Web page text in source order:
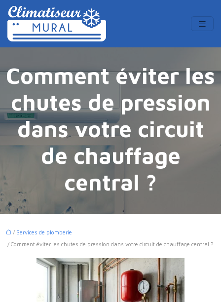
Comment éviter les
chutes de pression
dans votre circuit
de chauffage
central ?
/ Services de plomberie
/ Comment éviter les chutes de pression dans votre circuit de chauffage central ?